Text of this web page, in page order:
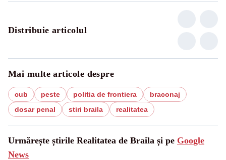
Distribuie articolul
Mai multe articole despre
cub peste politia de frontiera
braconaj
dosar penal
stiri braila realitatea
Urmărește știrile Realitatea de Braila și pe Google
News